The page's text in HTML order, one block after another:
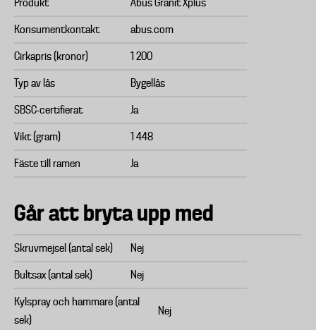
Produkt Abus Granit Xplus
Konsumentkontakt abus.com
Cirkapris (kronor) 1 200
Typ av lås Bygellås
SBSC-certifierat Ja
Vikt (gram) 1 448
Fäste till ramen Ja
Går att bryta upp med
Skruvmejsel (antal sek) Nej
Bultsax (antal sek) Nej
Kylspray och hammare (antal
sek)
Nej